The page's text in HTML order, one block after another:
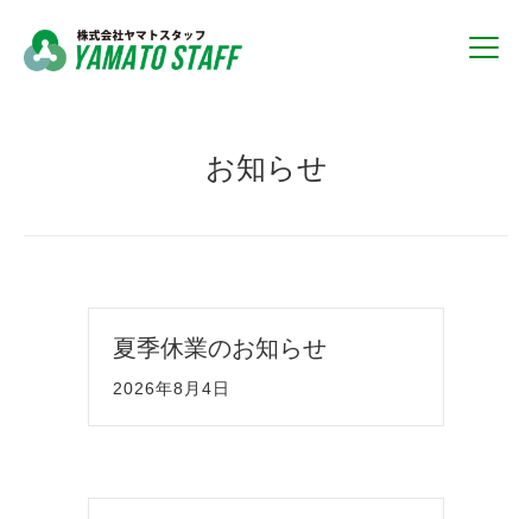
お知らせ
夏季休業のお知らせ
2026年8月4日